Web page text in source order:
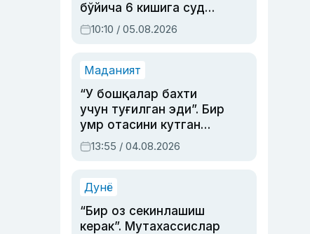
бўйича 6 кишига суд
ҳукми ўқилди
10:10 / 05.08.2026
Маданият
“У бошқалар бахти
учун туғилган эди”. Бир
умр отасини кутган
актриса ва дубльяж
устаси Римма
синовларга тўла ҳаёти
13:55 / 04.08.2026
Дунё
“Бир оз секинлашиш
керак”. Мутахассислар